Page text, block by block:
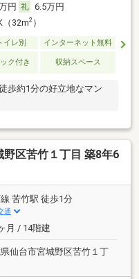
円
6.5万円
（32m2）
イレ別
インターネット無料
ク付き 収納スペース
歩約1分の好立地なマン
区苦竹１丁目 築8年6
苦竹駅 徒歩1分
通
月 / 14階建
仙台市宮城野区苦竹１丁